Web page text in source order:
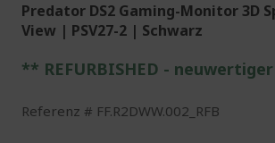
Predator DS2 Gaming-Monitor 3D
View | PSV27-2 | Schwarz
** REFURBISHED -
Referenz FF.R2DWW.002_RFB